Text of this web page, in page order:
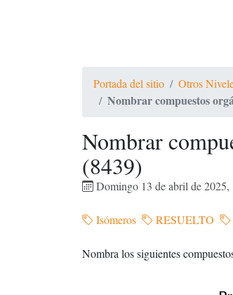
Portada del sitio Otros
Nombrar compuestos
Nombrar
(8439)
Domingo 13 de abril de 2025,
Isómeros RESUELTO
Nombra los siguientes